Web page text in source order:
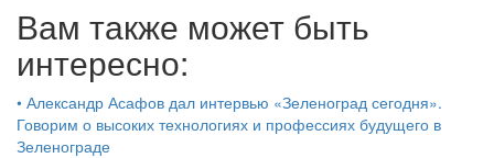
Вам также может быть
интересно:
• Александр Асафов дал интервью «Зеленоград сегодня».
Говорим о высоких технологиях и профессиях будущего в
Зеленограде